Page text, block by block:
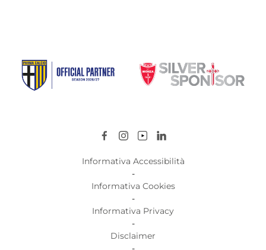
Informativa Accessibilità
-
Informativa Cookies
-
Informativa Privacy
-
Disclaimer